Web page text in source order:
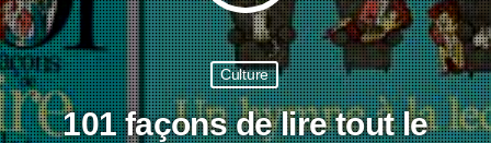
Culture
101 façons de lire tout le